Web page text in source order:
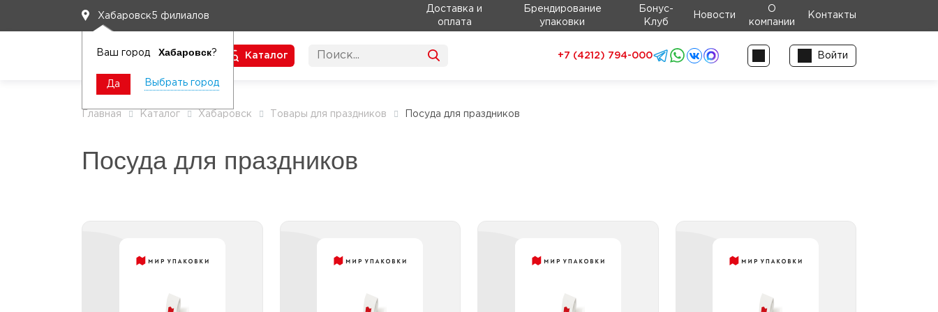
Хабаровск5 филиалов
Ваш город Хабаровск?
Да Выбрать город
Доставка и
оплата
Брендирование
упаковки
Бонус-
Клуб
Новости
О
компании
Контакты
Каталог +7 (4212) 794-000 Войти
Главная Каталог Хабаровск Товары для праздников Посуда для праздников
Посуда для праздников
фуршетные
Формы фуршетные
бокалы, рюмки
Рюмки пластиковые
праздника
Ложки для праздника
Тарелки для праздника